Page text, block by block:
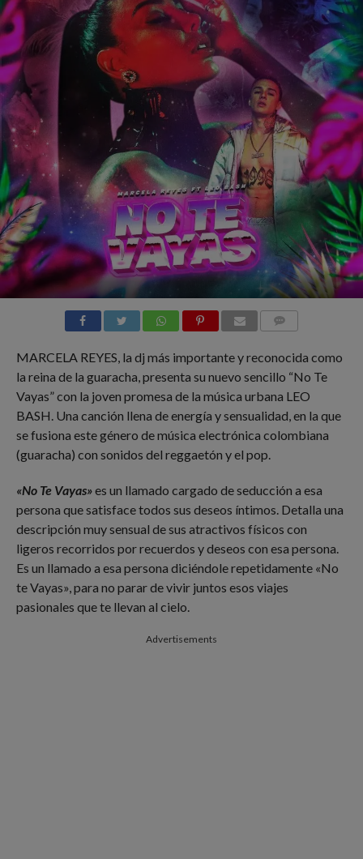
MARCELA REYES, la dj más importante y reconocida como
la reina de la guaracha, presenta su nuevo sencillo “No Te
Vayas” con la joven promesa de la música urbana LEO
BASH. Una canción llena de energía y sensualidad, en la que
se fusiona este género de música electrónica colombiana
(guaracha) con sonidos del reggaetón y el pop.
«No Te Vayas»es un llamado cargado de seducción a esa
persona que satisface todos sus deseos íntimos. Detalla una
descripción muy sensual de sus atractivos físicos con
ligeros recorridos por recuerdos y deseos con esa persona.
Es un llamado a esa persona diciéndole repetidamente «No
te Vayas», para no parar de vivir juntos esos viajes
pasionales que te llevan al cielo.
Advertisements